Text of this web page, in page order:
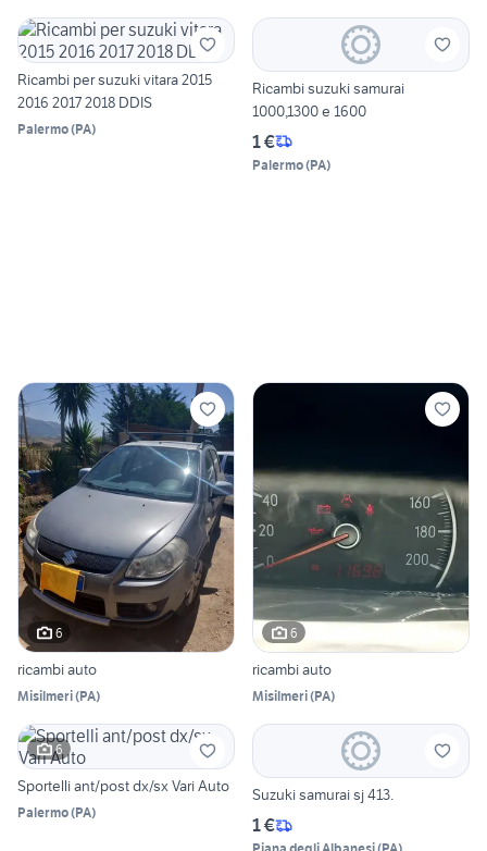
Ricambi per suzuki vitara 2015
2016 2017 2018 DDIS
Palermo(PA)
Ricambi suzuki samurai
1000,1300 e 1600
1 €
Palermo(PA)
6
ricambi auto
Misilmeri(PA)
6
ricambi auto
Misilmeri(PA)
6
Sportelli ant/post dx/sx Vari Auto
Palermo(PA)
Suzuki samurai sj 413.
1 €